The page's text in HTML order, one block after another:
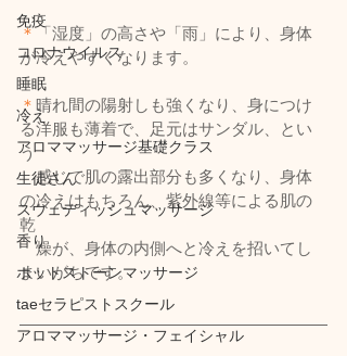
免疫
コロナウイルス
睡眠
冷え
アロママッサージ基礎クラス
生徒さん
スウェディッシュマッサージ
香り
ホットストーンマッサージ
taeセラピストスクール
アロママッサージ・フェイシャル
＊「湿度」の高さや「雨」により、身体
が冷えやすくなります。
＊ 晴れ間の陽射しも強くなり、身につけ
る洋服も薄着で、足元はサンダル、とい
う
感じで肌の露出部分も多くなり、身体
の冷えはもちろん、紫外線等による肌の
乾
燥が、身体の内側へと冷えを招いてし
まいがちです。